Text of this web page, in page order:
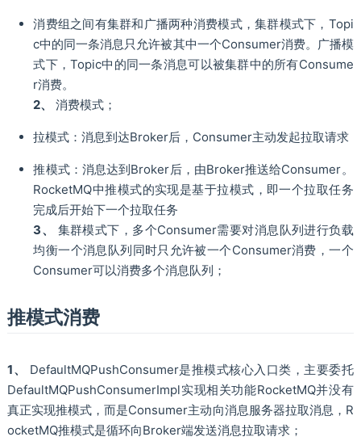
消费组之间有集群和广播两种消费模式，集群模式下，Topi
c中的同一条消息只允许被其中一个Consumer消费。广播模
式下，Topic中的同一条消息可以被集群中的所有Consume
r消费。
2、
消费模式；
拉模式：消息到达Broker后，Consumer主动发起拉取请求
推模式：消息达到Broker后，由Broker推送给Consumer。
RocketMQ中推模式的实现是基于拉模式，即一个拉取任务
完成后开始下一个拉取任务
3、
集群模式下，多个Consumer需要对消息队列进行负载
均衡一个消息队列同时只允许被一个Consumer消费，一个
Consumer可以消费多个消息队列；
推模式消费
1、
DefaultMQPushConsumer是推模式核心入口类，主要委托
DefaultMQPushConsumerImpl实现相关功能RocketMQ并没有
真正实现推模式，而是Consumer主动向消息服务器拉取消息，R
ocketMQ推模式是循环向Broker端发送消息拉取请求；